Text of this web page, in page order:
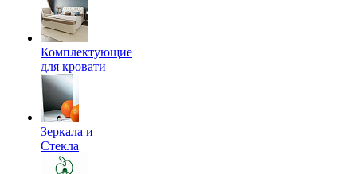
Комплектующие
для кровати
Зеркала и
Стекла